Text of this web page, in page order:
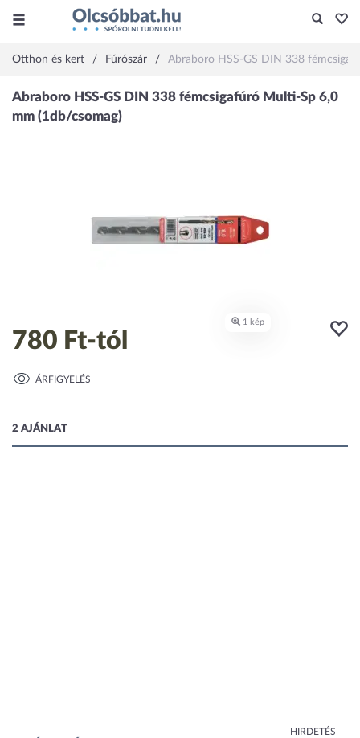
Otthon és kert Fúrószár Abraboro HSS-GS DIN 338
780 Ft-tól
ÁRFIGYELÉS
2 AJÁNLAT
HIRDETÉS